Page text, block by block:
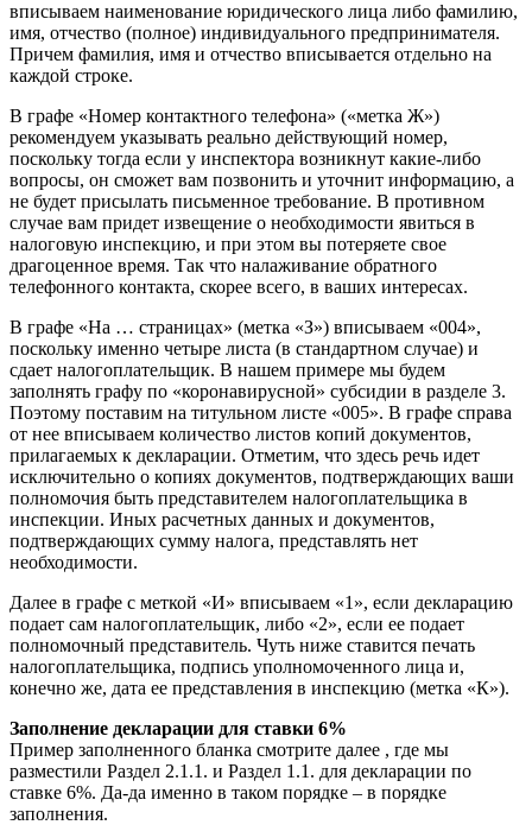
вписываем наименование юридического лица либо фамилию,
имя, отчество (полное) индивидуального предпринимателя.
Причем фамилия, имя и отчество вписывается отдельно на
каждой строке.
В графе «Номер контактного телефона» («метка Ж»)
рекомендуем указывать реально действующий номер,
поскольку тогда если у инспектора возникнут какие-либо
вопросы, он сможет вам позвонить и уточнит информацию, а
не будет присылать письменное требование. В противном
случае вам придет извещение о необходимости явиться в
налоговую инспекцию, и при этом вы потеряете свое
драгоценное время. Так что налаживание обратного
телефонного контакта, скорее всего, в ваших интересах.
В графе «На … страницах» (метка «З») вписываем «004»,
поскольку именно четыре листа (в стандартном случае) и
сдает налогоплательщик. В нашем примере мы будем
заполнять графу по «коронавирусной» субсидии в разделе 3.
Поэтому поставим на титульном листе «005». В графе справа
от нее вписываем количество листов копий документов,
прилагаемых к декларации. Отметим, что здесь речь идет
исключительно о копиях документов, подтверждающих ваши
полномочия быть представителем налогоплательщика в
инспекции. Иных расчетных данных и документов,
подтверждающих сумму налога, представлять нет
необходимости.
Далее в графе с меткой «И» вписываем «1», если декларацию
подает сам налогоплательщик, либо «2», если ее подает
полномочный представитель. Чуть ниже ставится печать
налогоплательщика, подпись уполномоченного лица и,
конечно же, дата ее представления в инспекцию (метка «К»).
Заполнение декларации для ставки 6%
Пример заполненного бланка смотрите далее , где мы
разместили Раздел 2.1.1. и Раздел 1.1. для декларации по
ставке 6%. Да-да именно в таком порядке – в порядке
заполнения.